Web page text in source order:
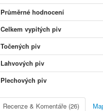
Průměrné hodnocení
Celkem vypitých piv
Točených piv
Lahvových piv
Plechových piv
Recenze & Komentáře (26)